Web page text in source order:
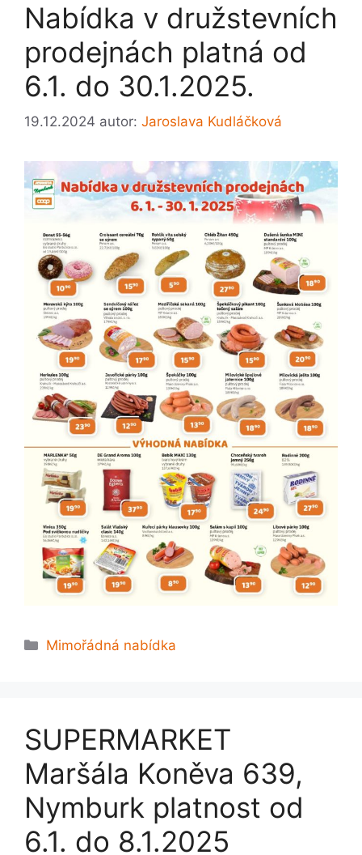
Nabídka v družstevních
prodejnách platná od
6.1. do 30.1.2025.
19.12.2024 autor: Jaroslava Kudláčková
Rubriky
Mimořádná nabídka
SUPERMARKET
Maršála Koněva 639,
Nymburk platnost od
6.1. do 8.1.2025